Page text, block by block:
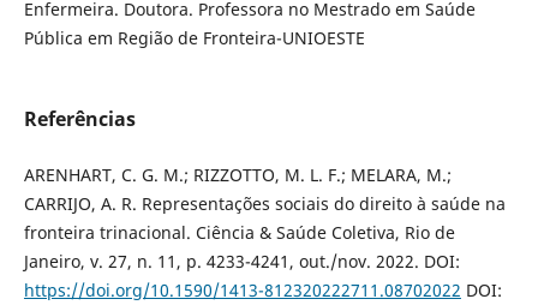
Enfermeira. Doutora. Professora no Mestrado em Saúde
Pública em Região de Fronteira-UNIOESTE
Referências
ARENHART, C. G. M.; RIZZOTTO, M. L. F.; MELARA, M.;
CARRIJO, A. R. Representações sociais do direito à saúde na
fronteira trinacional. Ciência & Saúde Coletiva, Rio de
Janeiro, v. 27, n. 11, p. 4233-4241, out./nov. 2022. DOI:
https://doi.org/10.1590/1413-812320222711.08702022 DOI: